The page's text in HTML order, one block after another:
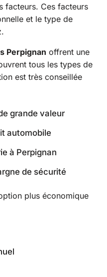
facteurs. Ces facteurs
et le type de
Perpignan offrent une
tous les types de
est très conseillée
grande valeur
automobile
à Perpignan
de sécurité
plus économique